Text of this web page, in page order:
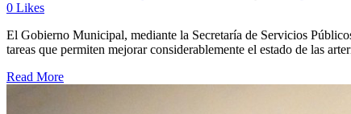
0 Likes
El Gobierno Municipal, mediante la Secretaría de Servicios
tareas que permiten mejorar considerablemente el estado de las
Read More